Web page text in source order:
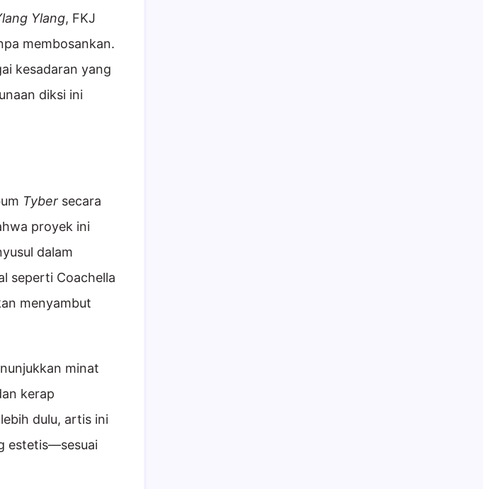
Ylang, FKJ
membosankan.
kesadaran yang
diksi ini
Tyber secara
proyek ini
dalam
seperti Coachella
menyambut
minat
kerap
dulu, artis ini
estetis—sesuai